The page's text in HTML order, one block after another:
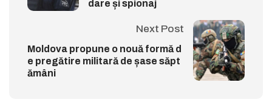
dare și spionaj
Next Post
Moldova propune o nouă formă d
e pregătire militară de șase săpt
ămâni